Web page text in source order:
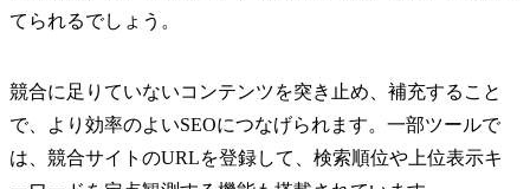
てられるでしょう。
競合に足りていないコンテンツを突き止め、補充すること
で、より効率のよいSEOにつなげられます。一部ツールで
は、競合サイトのURLを登録して、検索順位や上位表示キ